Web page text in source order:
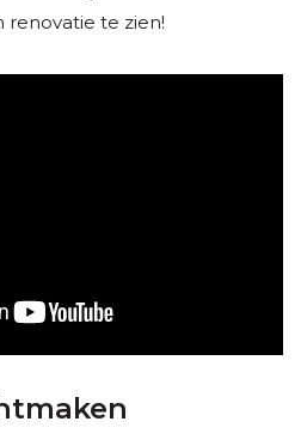
te zien!